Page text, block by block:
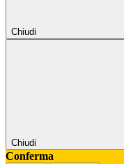
Chiudi
Chiudi
Conferma